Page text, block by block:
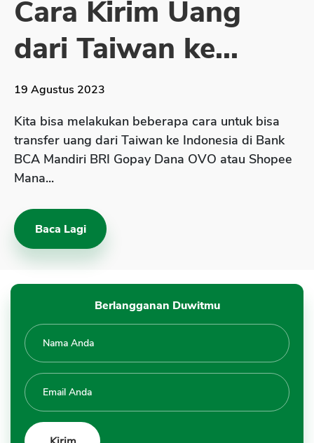
Sekuritas Saham
Bank Digital
Crypto
Assets Crypto
Exchange
Asuransi
Asuransi Jiwa
Asuransi Syariah
Cara Kirim Uang
dari Taiwan ke...
19 Agustus 2023
Kita bisa melakukan beberapa cara untuk bisa
transfer uang dari Taiwan ke Indonesia di Bank
BCA Mandiri BRI Gopay Dana OVO atau Shopee
Mana...
Baca Lagi
Berlangganan Duwitmu